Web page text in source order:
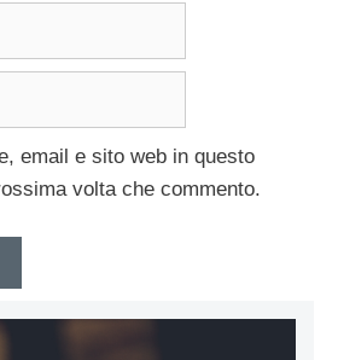
email e sito web in questo
volta che commento.